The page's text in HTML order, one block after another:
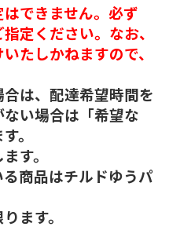
できません。必ず
定ください。なお、
たしかねますので、
は、配達希望時間を
い場合は「希望な
。
す。
商品はチルドゆうパ
ます。